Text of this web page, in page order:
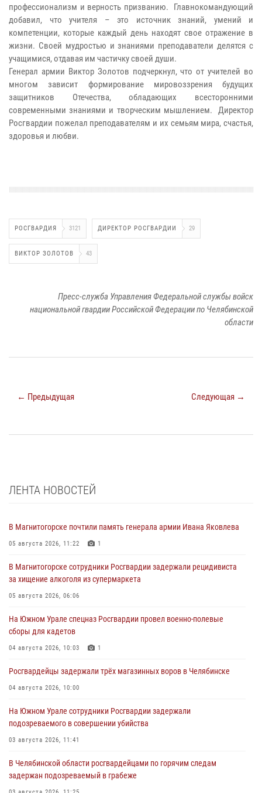
профессионализм и верность призванию. Главнокомандующий
добавил, что учителя – это источник знаний, умений и
компетенции, которые каждый день находят свое отражение в
жизни. Своей мудростью и знаниями преподаватели делятся с
учащимися, отдавая им частичку своей души.
Генерал армии Виктор Золотов подчеркнул, что от учителей во
многом зависит формирование мировоззрения будущих
защитников Отечества, обладающих всесторонними
современными знаниями и творческим мышлением. Директор
Росгвардии пожелал преподавателям и их семьям мира, счастья,
здоровья и любви.
РОСГВАРДИЯ 3121 ДИРЕКТОР РОСГВАРДИИ 29
ВИКТОР ЗОЛОТОВ 43
Пресс-служба Управления Федеральной службы войск
национальной гвардии Российской Федерации по Челябинской
области
← Предыдущая Следующая →
ЛЕНТА НОВОСТЕЙ
В Магнитогорске почтили память генерала армии Ивана Яковлева
05 августа 2026, 11:22 1
В Магнитогорске сотрудники Росгвардии задержали рецидивиста
за хищение алкоголя из супермаркета
05 августа 2026, 06:06
На Южном Урале спецназ Росгвардии провел военно-полевые
сборы для кадетов
04 августа 2026, 10:03 1
Росгвардейцы задержали трёх магазинных воров в Челябинске
04 августа 2026, 10:00
На Южном Урале сотрудники Росгвардии задержали
подозреваемого в совершении убийства
03 августа 2026, 11:41
В Челябинской области росгвардейцами по горячим следам
задержан подозреваемый в грабеже